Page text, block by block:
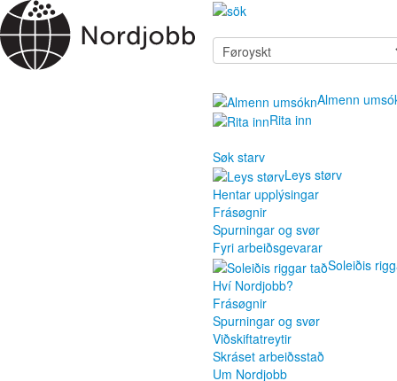
Almenn
Rita inn
Søk starv
Leys størv
Hentar upplýsingar
Frásøgnir
Spurningar og svør
Fyri arbeiðsgevarar
Soleiðis
Hví Nordjobb?
Frásøgnir
Spurningar og svør
Viðskiftatreytir
Skráset arbeiðsstað
Um Nordjobb